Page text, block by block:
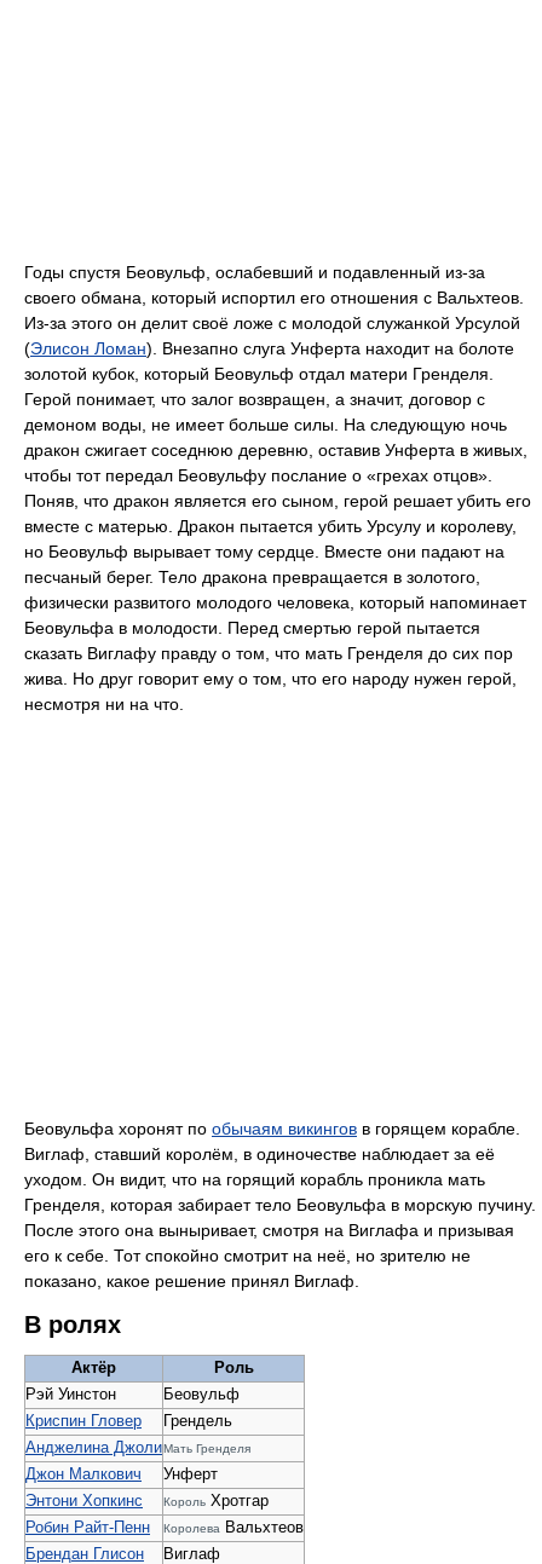
Годы спустя Беовульф, ослабевший и подавленный из-за
своего обмана, который испортил его отношения с Вальхтеов.
Из-за этого он делит своё ложе с молодой служанкой Урсулой
(Элисон Ломан). Внезапно слуга Унферта находит на болоте
золотой кубок, который Беовульф отдал матери Гренделя.
Герой понимает, что залог возвращен, а значит, договор с
демоном воды, не имеет больше силы. На следующую ночь
дракон сжигает соседнюю деревню, оставив Унферта в живых,
чтобы тот передал Беовульфу послание о «грехах отцов».
Поняв, что дракон является его сыном, герой решает убить его
вместе с матерью. Дракон пытается убить Урсулу и королеву,
но Беовульф вырывает тому сердце. Вместе они падают на
песчаный берег. Тело дракона превращается в золотого,
физически развитого молодого человека, который напоминает
Беовульфа в молодости. Перед смертью герой пытается
сказать Виглафу правду о том, что мать Гренделя до сих пор
жива. Но друг говорит ему о том, что его народу нужен герой,
несмотря ни на что.
Беовульфа хоронят по обычаям викингов в горящем корабле.
Виглаф, ставший королём, в одиночестве наблюдает за её
уходом. Он видит, что на горящий корабль проникла мать
Гренделя, которая забирает тело Беовульфа в морскую пучину.
После этого она выныривает, смотря на Виглафа и призывая
его к себе. Тот спокойно смотрит на неё, но зрителю не
показано, какое решение принял Виглаф.
В ролях
Актёр
Роль
Рэй Уинстон
Беовульф
Криспин Гловер
Грендель
Анджелина ДжолиМать Гренделя
Джон Малкович
Унферт
Энтони Хопкинс
Король Хротгар
Робин Райт-Пенн
Королева
Вальхтеов
Брендан Глисон
Виглаф